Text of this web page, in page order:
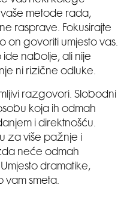
vaše metode rada,
rasprave. Fokusirajte
on govoriti umjesto vas.
ide nabolje, ali nije
ni rizične odluke.
razgovori. Slobodni
koja ih odmah
i direktnošću.
za više pažnje i
neće odmah
dramatike,
vam smeta.